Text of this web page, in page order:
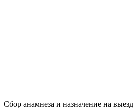
Сбор анамнеза и назначение на выезд